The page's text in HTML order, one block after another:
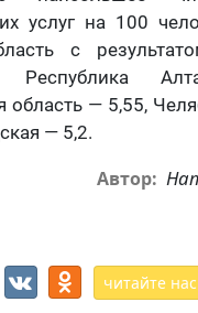
услуг на 100
с
Республика
область — 5,55,
— 5,2.
Автор:
читайте